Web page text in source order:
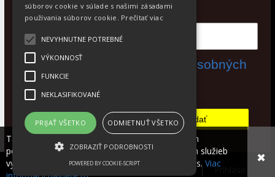
Odoberajte aktuálne novinky
Súhlasím s
spracovaním osobných
Odobrať Pridať
|Prihlásiť
Táto stránka používa súbory cookies, ktoré nám
pomáhajú poskytovať služby. Používaním našich služieb
vyjadrujete súhlas s používaním súborov cookies. Viac
✖
súborov cookie v súlade s našimi zásadami
používania súborov cookie. Prečítať viac
NEVYHNUTNE POTREBNÉ
VÝKONNOSŤ
FUNKCIE
NEKLASIFIKOVANÉ
PRIJAŤ VŠETKO ODMIETNUŤ VŠETKO
ZOBRAZIŤ PODROBNOSTI
POWERED BY COOKIE-SCRIPT